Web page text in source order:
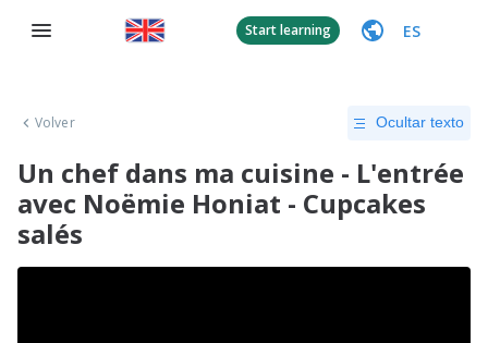
Start learning ES
Volver Ocultar texto
Un chef dans ma cuisine - L'entrée
avec Noëmie Honiat - Cupcakes
salés